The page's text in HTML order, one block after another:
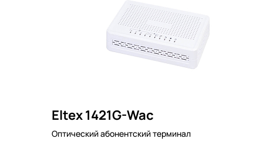
Eltex 1421G-Wac
Оптический абонентский терминал